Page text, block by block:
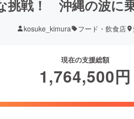
挑戦！ 沖縄の波に
kosuke_kimura フード・飲食店
現在の支援総額
1,764,500円